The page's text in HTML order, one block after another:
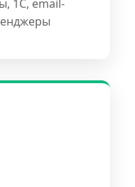
1С, email-